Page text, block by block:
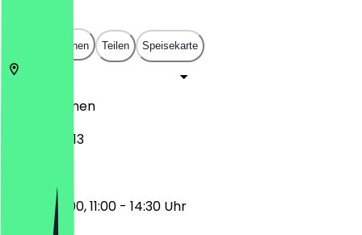
In App öffnen Teilen Speisekarte
Bremen
Am Markt 13
17:00 - 23:00, 11:00 - 14:30 Uhr